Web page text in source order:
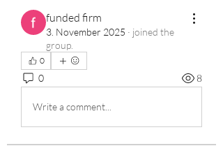
funded firm
3. November 2025 · joined the
group.
0
0 8
Write a comment...